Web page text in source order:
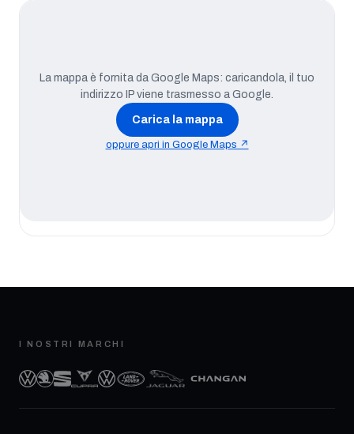
La mappa è fornita da Google Maps: caricandola, il tuo
indirizzo IP viene trasmesso a Google.
Carica la mappa
oppure apri in Google Maps ↗
I NOSTRI MARCHI